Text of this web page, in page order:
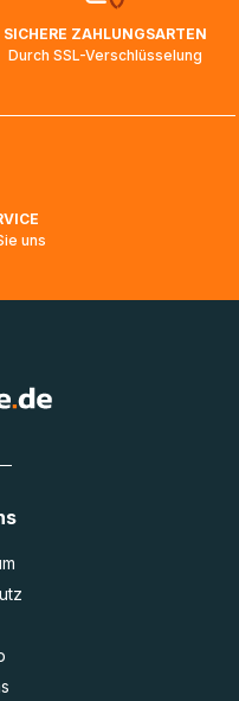
weiter
falls Ihr Paket
Europa mehrere Tage
SICHERE ZAHLUNGSARTEN
Durch SSL-Verschlüsselung
uns